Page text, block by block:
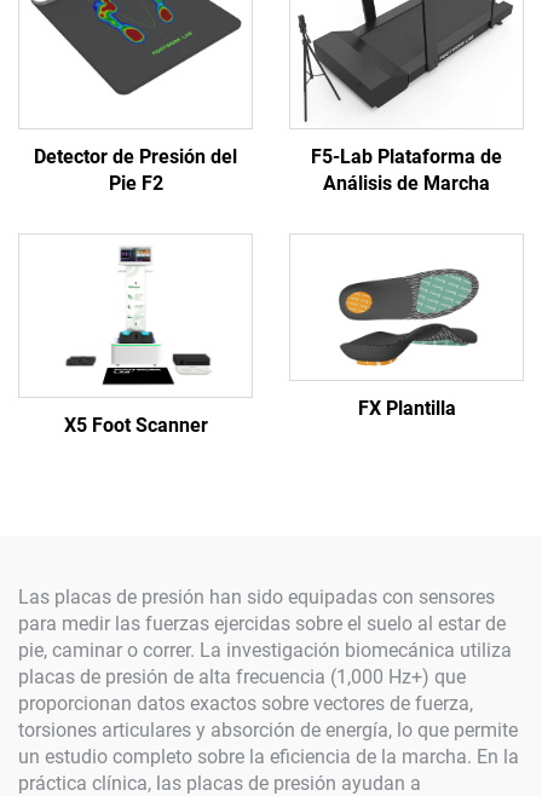
Detector de Presión del
Pie F2
F5-Lab Plataforma de
Análisis de Marcha
X5 Foot Scanner
FX Plantilla
Las placas de presión han sido equipadas con sensores
para medir las fuerzas ejercidas sobre el suelo al estar de
pie, caminar o correr. La investigación biomecánica utiliza
placas de presión de alta frecuencia (1,000 Hz+) que
proporcionan datos exactos sobre vectores de fuerza,
torsiones articulares y absorción de energía, lo que permite
un estudio completo sobre la eficiencia de la marcha. En la
práctica clínica, las placas de presión ayudan a